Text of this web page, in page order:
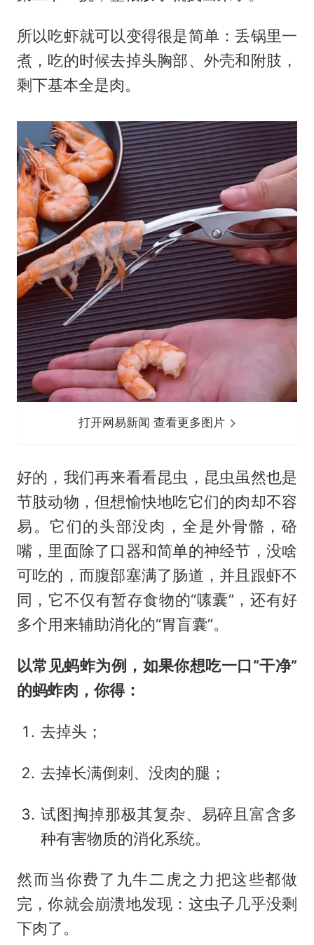
所以吃虾就可以变得很是简单：丢锅里一
煮，吃的时候去掉头胸部、外壳和附肢，
剩下基本全是肉。
打开网易新闻 查看更多图片
好的，我们再来看看昆虫，昆虫虽然也是
节肢动物，但想愉快地吃它们的肉却不容
易。它们的头部没肉，全是外骨骼，硌
嘴，里面除了口器和简单的神经节，没啥
可吃的，而腹部塞满了肠道，并且跟虾不
同，它不仅有暂存食物的“嗉囊”，还有好
多个用来辅助消化的“胃盲囊”。
以常见蚂蚱为例，如果你想吃一口“干净”
的蚂蚱肉，你得：
去掉头；
去掉长满倒刺、没肉的腿；
试图掏掉那极其复杂、易碎且富含多
种有害物质的消化系统。
然而当你费了九牛二虎之力把这些都做
完，你就会崩溃地发现：这虫子几乎没剩
下肉了。